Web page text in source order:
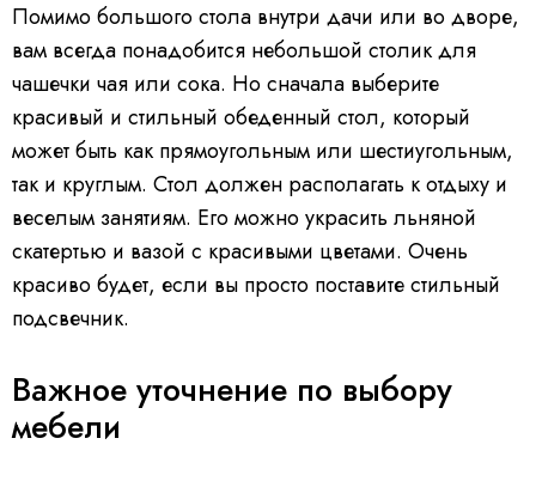
Помимо большого стола внутри дачи или во дворе,
вам всегда понадобится небольшой столик для
чашечки чая или сока. Но сначала выберите
красивый и стильный обеденный стол, который
может быть как прямоугольным или шестиугольным,
так и круглым. Стол должен располагать к отдыху и
веселым занятиям. Его можно украсить льняной
скатертью и вазой с красивыми цветами. Очень
красиво будет, если вы просто поставите стильный
подсвечник.
Важное уточнение по выбору
мебели